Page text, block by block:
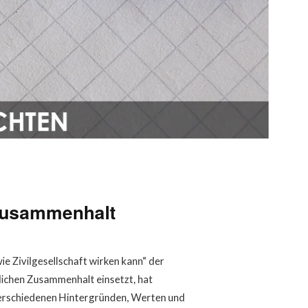
Zivilgesellschaft wirken kann“ der
Zusammenhalt einsetzt, hat
Hintergründen, Werten und